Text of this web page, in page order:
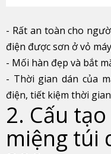
- Rất an toàn cho
điện được sơn ở vỏ
- Mối hàn đẹp và bắt
- Thời gian dán của
điện, tiết kiệm thời gian
2. Cấu
miệng túi